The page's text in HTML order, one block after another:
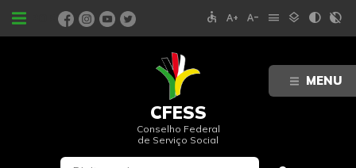
MENU
PORTAIS accessible text_increase text_decrease menu layers contrast contrast_rtl_off
CFESS
Conselho Federal
de Serviço Social